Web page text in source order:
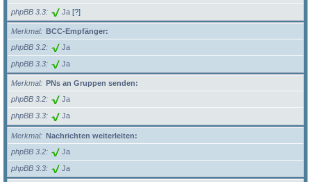
phpBB 3.3 Ja [?]
Merkmal
BCC-Empfänger:
phpBB 3.2
Ja
phpBB 3.3 Ja
Merkmal
PNs an Gruppen senden:
phpBB 3.2
Ja
phpBB 3.3 Ja
Merkmal
Nachrichten weiterleiten:
phpBB 3.2
Ja
phpBB 3.3 Ja